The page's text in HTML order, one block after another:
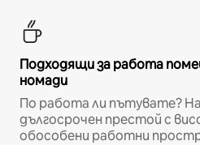
Подходящи за работа
номади
По работа ли пътувате?
дългосрочен престой с
обособени работни